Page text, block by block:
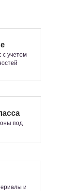
с учетом
под
и